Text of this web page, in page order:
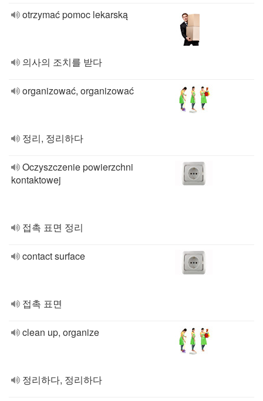
otrzymać pomoc lekarską
의사의 조치를 받다
organizować, organizować
정리, 정리하다
Oczyszczenie powierzchni
kontaktowej
접촉 표면 정리
contact surface
접촉 표면
clean up, organize
정리하다, 정리하다